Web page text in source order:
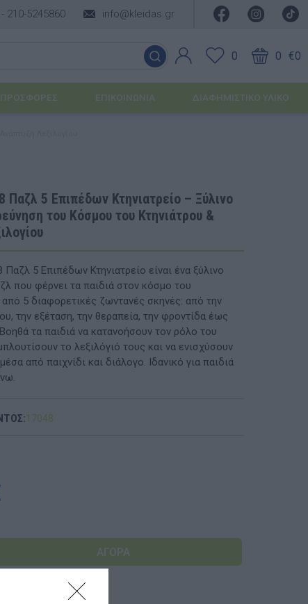
210-5245860 info@kleidas.gr
0 0 €0
Ιδέες για τις Απόκριες
Ιδέες για το Πάσχα
Καλοκαιρινές Επιλογές
ΙΔΈΕΣ ΓΙΑ ΒΆΠΤΙΣΗ
ΠΡΟΤΆΣΕΙΣ ΈΩΣ 20€
Έντυπα-Βιβλία Παιδικών Σταθμων
'Έντυπα-Βιβλία Λυκείων-ΕΠΑΛ
'Έντυπα-Βιβλία ΙΕΚ
'Έντυπα-Βιβλία Σχολικών Επιτροπών
ΠΡΟΣΦΟΡΈΣ ΕΠΙΚΟΙΝΩΝΊΑ ΔΙΑΦΗΜΙΣΤΙΚΟ ΥΛΙΚΟ
Παζλ 5 Επιπέδων Κτηνιατρείο – Ξύλινο
του Κόσμου του Κτηνιάτρου &
5 Επιπέδων Κτηνιατρείο είναι ένα ξύλινο
που φέρνει τα παιδιά στον κόσμο του
από 5 διαφορετικές ζωντανές σκηνές: από την
την εξέταση, την θεραπεία, την φροντίδα έως
τα παιδιά να κατανοήσουν τον ρόλο του
το λεξιλόγιό τους και να ενισχύσουν
από παιχνίδι και διάλογο. Ιδανικό για παιδιά
17048